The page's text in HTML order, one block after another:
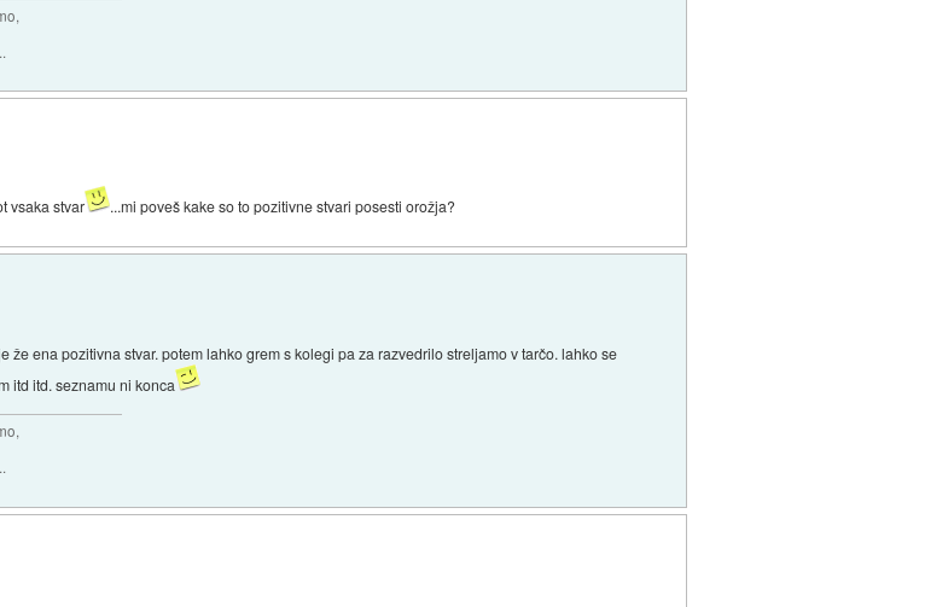
vsaka stvar ...mi poveš kake so to pozitivne stvari posesti orožja?
ena pozitivna stvar. potem lahko grem s kolegi pa za razvedrilo streljamo v tarčo. lahko se
itd itd. seznamu ni konca